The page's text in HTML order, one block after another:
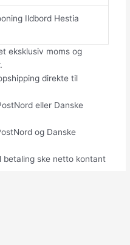
Ildbord Hestia
eksklusiv moms og
direkte til
eller Danske
og Danske
betaling ske netto kontant